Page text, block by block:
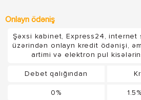
Onlayn ödəniş
Şəxsi kabinet, Express24, internet
üzərindən onlayn kredit ödənişi,
artimi və elektron pul
Debet qalığından
0%